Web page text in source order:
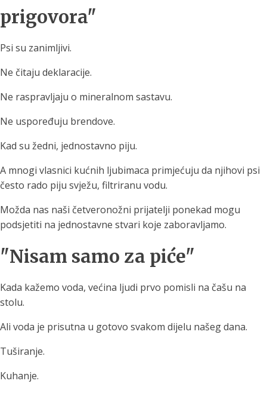
prigovora"
Psi su zanimljivi.
Ne čitaju deklaracije.
Ne raspravljaju o mineralnom sastavu.
Ne uspoređuju brendove.
Kad su žedni, jednostavno piju.
A mnogi vlasnici kućnih ljubimaca primjećuju da njihovi psi
često rado piju svježu, filtriranu vodu.
Možda nas naši četveronožni prijatelji ponekad mogu
podsjetiti na jednostavne stvari koje zaboravljamo.
"Nisam samo za piće"
Kada kažemo voda, većina ljudi prvo pomisli na čašu na
stolu.
Ali voda je prisutna u gotovo svakom dijelu našeg dana.
Tuširanje.
Kuhanje.